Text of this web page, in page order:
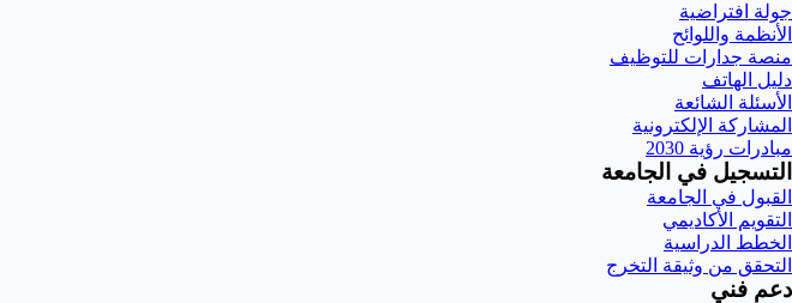
جولة افتراضية
الأنظمة واللوائح
منصة جدارات للتوظيف
دليل الهاتف
الأسئلة الشائعة
المشاركة الإلكترونية
مبادرات رؤية 2030
التسجيل في الجامعة
القبول في الجامعة
التقويم الأكاديمي
الخطط الدراسية
التحقق من وثيقة التخرج
دعم فني